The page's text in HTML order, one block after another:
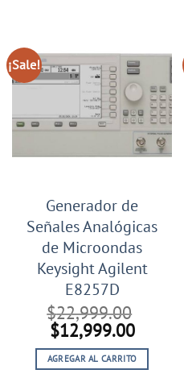
¡Sale!
Generador de
Señales Analógicas
de Microondas
Keysight Agilent
E8257D
$22,999.00
El
precio
original
$12,999.00El
precio
actual
AGREGAR AL CARRITO